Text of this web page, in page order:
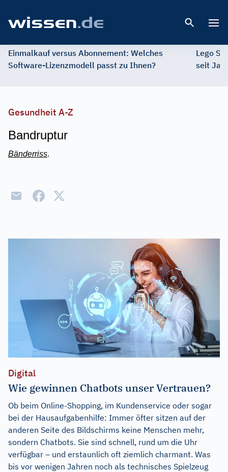
Einmalkauf versus Abonnement: Welches
Software-Lizenzmodell passt zu Ihnen?
Lego
seit
Gesundheit A-Z
Bandruptur
Bänderriss.
Digital
Wie gewinnen Chatbots unser Vertrauen?
Ob beim Online-Shopping, im Kundenservice oder sogar
bei der Hausaufgabenhilfe: Immer öfter sitzen auf der
anderen Seite des Bildschirms keine Menschen mehr,
sondern Chatbots. Sie sind schnell, rund um die Uhr
verfügbar – und erstaunlich oft ziemlich charmant. Was
bis vor wenigen Jahren noch als technisches Spielzeug